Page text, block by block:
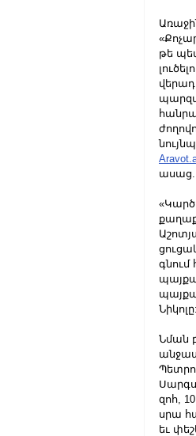
թե
ասաց.
գնում
Նիկոլը:
Նման
զոհ,
սրա
եւ